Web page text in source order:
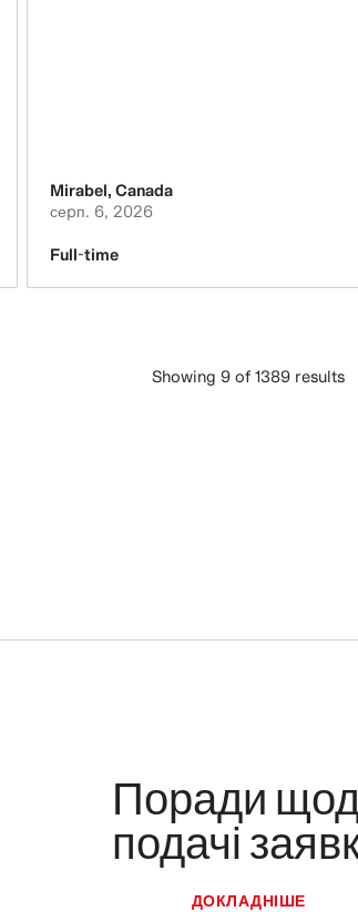
Mirabel, Canada
серп. 6, 2026
Full-time
Showing 9 of 1389 results
Поради
подачі
ДОКЛАДНІШЕ